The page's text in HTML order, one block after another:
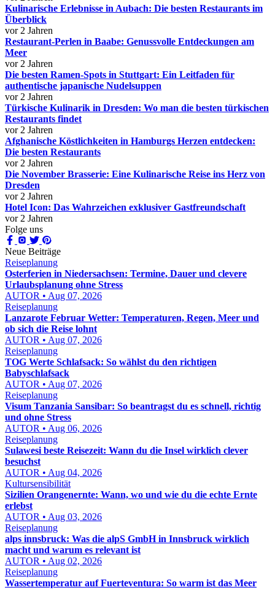
Kulinarische Erlebnisse in Aubach: Die besten Restaurants im
Überblick
vor 2 Jahren
Restaurant-Perlen in Baabe: Genussvolle Entdeckungen am
Meer
vor 2 Jahren
Die besten Ramen-Spots in Stuttgart: Ein Leitfaden für
authentische japanische Nudelsuppen
vor 2 Jahren
Türkische Kulinarik in Dresden: Wo man die besten türkischen
Restaurants findet
vor 2 Jahren
Afghanische Köstlichkeiten in Hamburgs Herzen entdecken:
Die besten Restaurants
vor 2 Jahren
Die November Brasserie: Eine Kulinarische Reise ins Herz von
Dresden
vor 2 Jahren
Hotel Icon: Das Wahrzeichen exklusiver Gastfreundschaft
vor 2 Jahren
Folge uns
Neue Beiträge
Reiseplanung
Osterferien in Niedersachsen: Termine, Dauer und clevere
Urlaubsplanung ohne Stress
AUTOR • Aug 07, 2026
Reiseplanung
Lanzarote Februar Wetter: Temperaturen, Regen, Meer und
ob sich die Reise lohnt
AUTOR • Aug 07, 2026
Reiseplanung
TOG Werte Schlafsack: So wählst du den richtigen
Babyschlafsack
AUTOR • Aug 07, 2026
Reiseplanung
Visum Tanzania Sansibar: So beantragst du es schnell, richtig
und ohne Stress
AUTOR • Aug 06, 2026
Reiseplanung
Sulawesi beste Reisezeit: Wann du die Insel wirklich clever
besuchst
AUTOR • Aug 04, 2026
Kultursensibilität
Sizilien Orangenernte: Wann, wo und wie du die echte Ernte
erlebst
AUTOR • Aug 03, 2026
Reiseplanung
alps innsbruck: Was die alpS GmbH in Innsbruck wirklich
macht und warum es relevant ist
AUTOR • Aug 02, 2026
Reiseplanung
Wassertemperatur auf Fuerteventura: So warm ist das Meer